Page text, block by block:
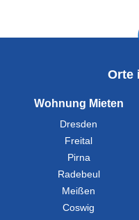
Orte
Wohnung Mieten
Dresden
Freital
Pirna
Radebeul
Meißen
Coswig